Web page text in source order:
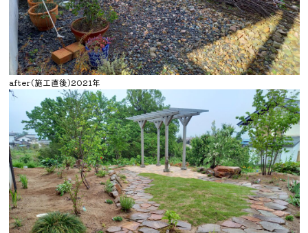
after(施工直後)2021年